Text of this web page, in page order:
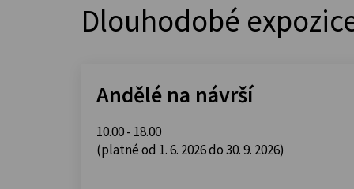
Dlouhodobé
Andělé na návrší
10.00 - 18.00
(platné od 1. 6. 2026 do 30. 9. 2026)